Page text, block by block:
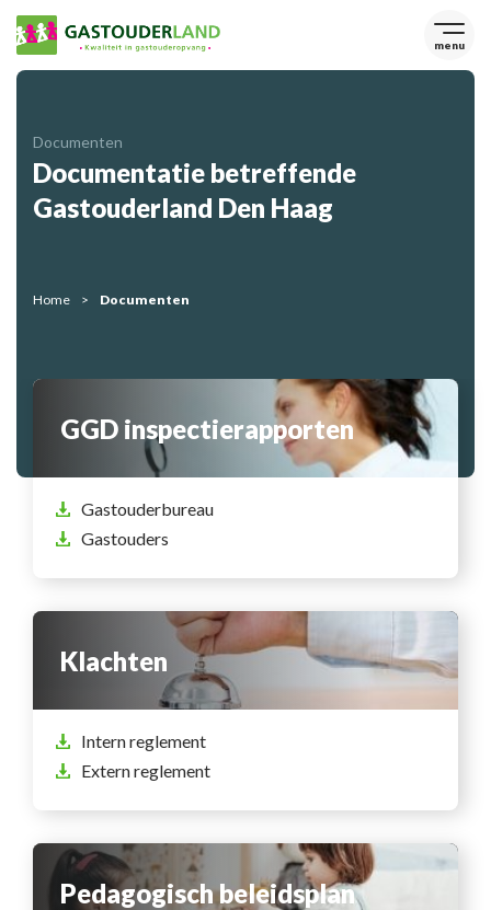
menu
Documenten
Documentatie betreffende
Gastouderland Den Haag
Home Documenten
GGD inspectierapporten
Gastouderbureau
Gastouders
Klachten
Intern reglement
Extern reglement
Pedagogisch beleidsplan